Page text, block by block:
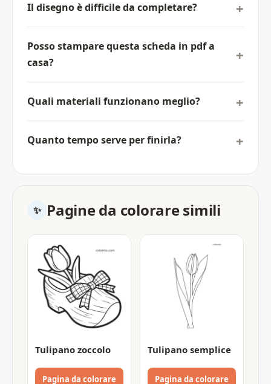
Il disegno è difficile da completare?
Posso stampare questa scheda in pdf a
casa?
Quali materiali funzionano meglio?
Quanto tempo serve per finirla?
Pagine da colorare simili
Tulipano zoccolo
Pagina da colorare
Tulipano semplice
Pagina da colorare